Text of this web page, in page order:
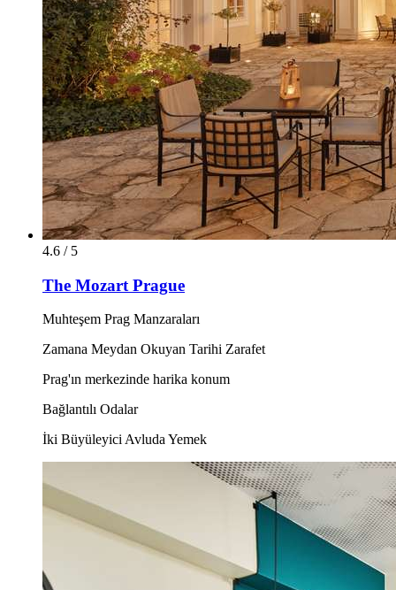
4.6 / 5
The Mozart Prague
Muhteşem Prag Manzaraları
Zamana Meydan Okuyan Tarihi Zarafet
Prag'ın merkezinde harika konum
Bağlantılı Odalar
İki Büyüleyici Avluda Yemek